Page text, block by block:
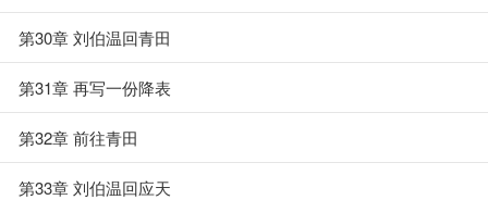
第30章 刘伯温回青田
第31章 再写一份降表
第32章 前往青田
第33章 刘伯温回应天